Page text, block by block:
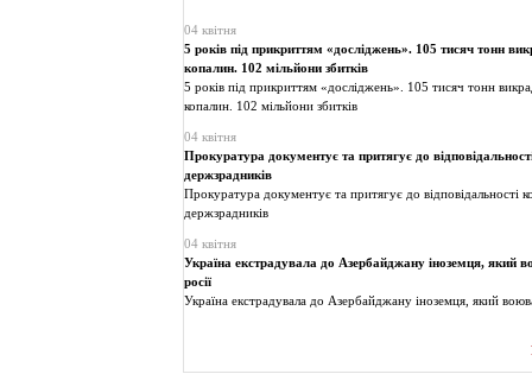
04 квітня
5 років під прикриттям «досліджень». 105 тисяч тонн
копалин. 102 мільйони збитків
5 років під прикриттям «досліджень». 105 тисяч тонн
копалин. 102 мільйони збитків
04 квітня
Прокуратура документує та притягує до
держзрадників
Прокуратура документує та притягує до відповідальності
держзрадників
04 квітня
Україна екстрадувала до Азербайджану іноземця, який
росії
Україна екстрадувала до Азербайджану іноземця, який